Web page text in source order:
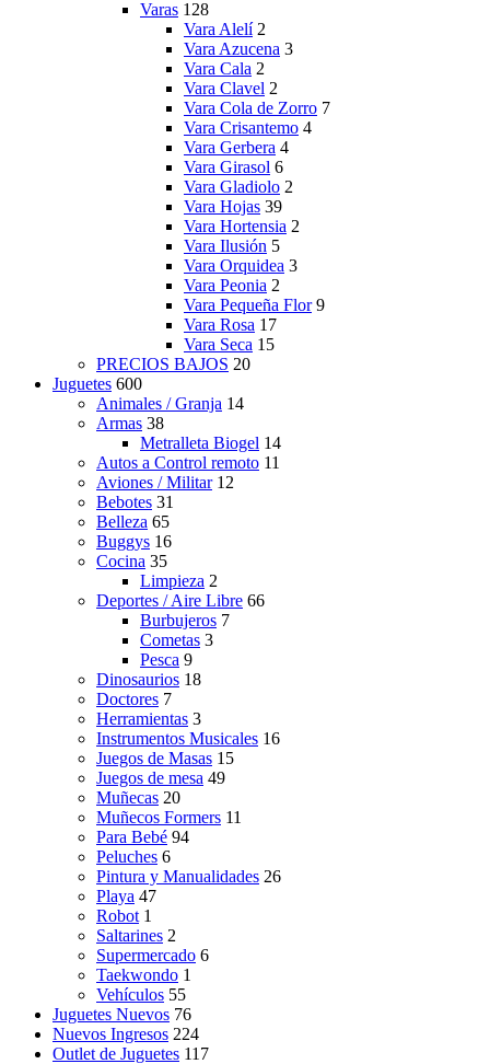
Varas 128
Vara Alelí 2
Vara Azucena 3
Vara Cala 2
Vara Clavel 2
Vara Cola de Zorro 7
Vara Crisantemo 4
Vara Gerbera 4
Vara Girasol 6
Vara Gladiolo 2
Vara Hojas 39
Vara Hortensia 2
Vara Ilusión 5
Vara Orquidea 3
Vara Peonia 2
Vara Pequeña Flor 9
Vara Rosa 17
Vara Seca 15
PRECIOS BAJOS 20
Juguetes 600
Animales / Granja 14
Armas 38
Metralleta Biogel 14
Autos a Control remoto 11
Aviones / Militar 12
Bebotes 31
Belleza 65
Buggys 16
Cocina 35
Limpieza 2
Deportes / Aire Libre 66
Burbujeros 7
Cometas 3
Pesca 9
Dinosaurios 18
Doctores 7
Herramientas 3
Instrumentos Musicales 16
Juegos de Masas 15
Juegos de mesa 49
Muñecas 20
Muñecos Formers 11
Para Bebé 94
Peluches 6
Pintura y Manualidades 26
Playa 47
Robot 1
Saltarines 2
Supermercado 6
Taekwondo 1
Vehículos 55
Juguetes Nuevos 76
Nuevos Ingresos 224
Outlet de Juguetes 117